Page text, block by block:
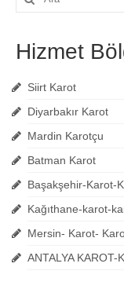
ara:
Hizmet
Siirt Karot
Diyarbakır Karot
Mardin Karotçu
Batman Karot
Başakşehir-Karot-
Kağıthane-karot-
Mersin- Karot-
ANTALYA KAROT-